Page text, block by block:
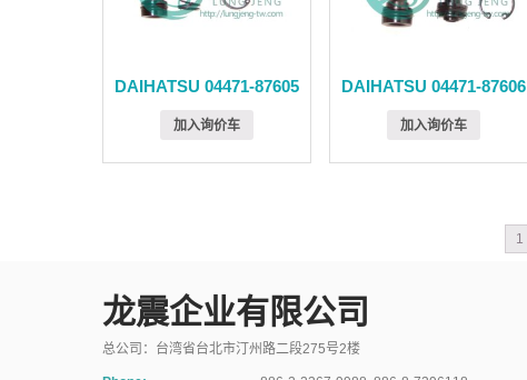
DAIHATSU 04471-87605
加入询价车
DAIHATSU 04471-87606
加入询价车
1
龙震企业有限公司
总公司：台湾省台北市汀州路二段275号2楼